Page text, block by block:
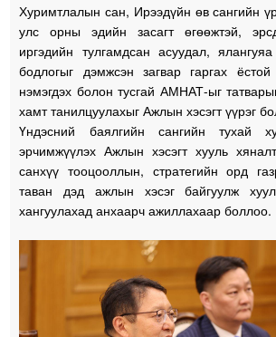
Хуримтлалын сан, Ирээдүйн өв сангийн
улс орны эдийн засагт өгөөжтэй,
иргэдийн тулгамдсан асуудал,
бодлогыг дэмжсэн загвар гаргах
нэмэгдэх болон тусгай АМНАТ-ыг
хамт танилцуулахыг Ажлын хэсэгт үүрэг
Үндэсний баялгийн сангийн тухай
эрчимжүүлэх Ажлын хэсэгт хууль
санхүү тооцооллын, стратегийн орд
таван дэд ажлын хэсэг байгуулж
хангуулахад анхаарч ажиллахаар боллоо.